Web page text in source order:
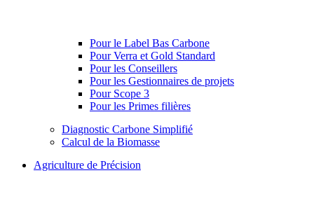
Pour le Label Bas Carbone
Pour Verra et Gold Standard
Pour les Conseillers
Pour les Gestionnaires de projets
Pour Scope 3
Pour les Primes filières
Diagnostic Carbone Simplifié
Calcul de la Biomasse
Agriculture de Précision